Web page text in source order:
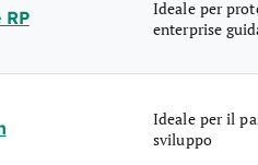
RP
Ideale per
enterprise
Ideale per il
sviluppo